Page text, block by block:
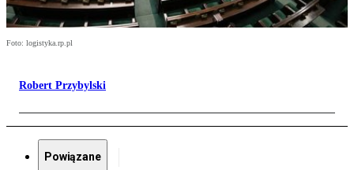
Foto: logistyka.rp.pl
Robert Przybylski
Powiązane